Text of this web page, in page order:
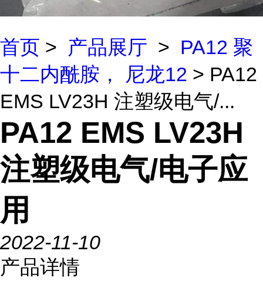
首页 > 产品展厅 > PA12 聚
十二内酰胺， 尼龙12 > PA12
EMS LV23H 注塑级电气/...
PA12 EMS LV23H
注塑级电气/电子应
用
2022-11-10
产品详情